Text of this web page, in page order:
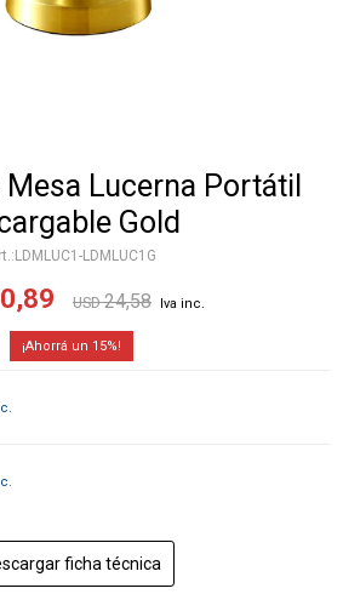
Lucerna Portátil
Gold
LDMLUC1-LDMLUC1G
USD 24,58
15
ficha técnica